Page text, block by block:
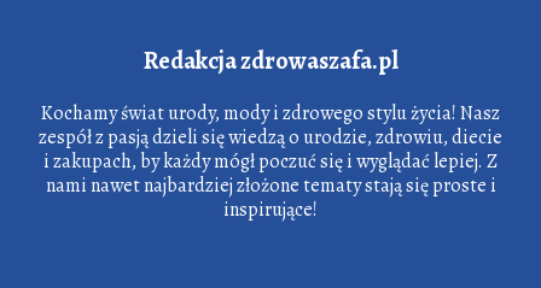
Redakcja zdrowaszafa.pl
Kochamy świat urody, mody i zdrowego stylu życia! Nasz
zespół z pasją dzieli się wiedzą o urodzie, zdrowiu, diecie
i zakupach, by każdy mógł poczuć się i wyglądać lepiej. Z
nami nawet najbardziej złożone tematy stają się proste i
inspirujące!